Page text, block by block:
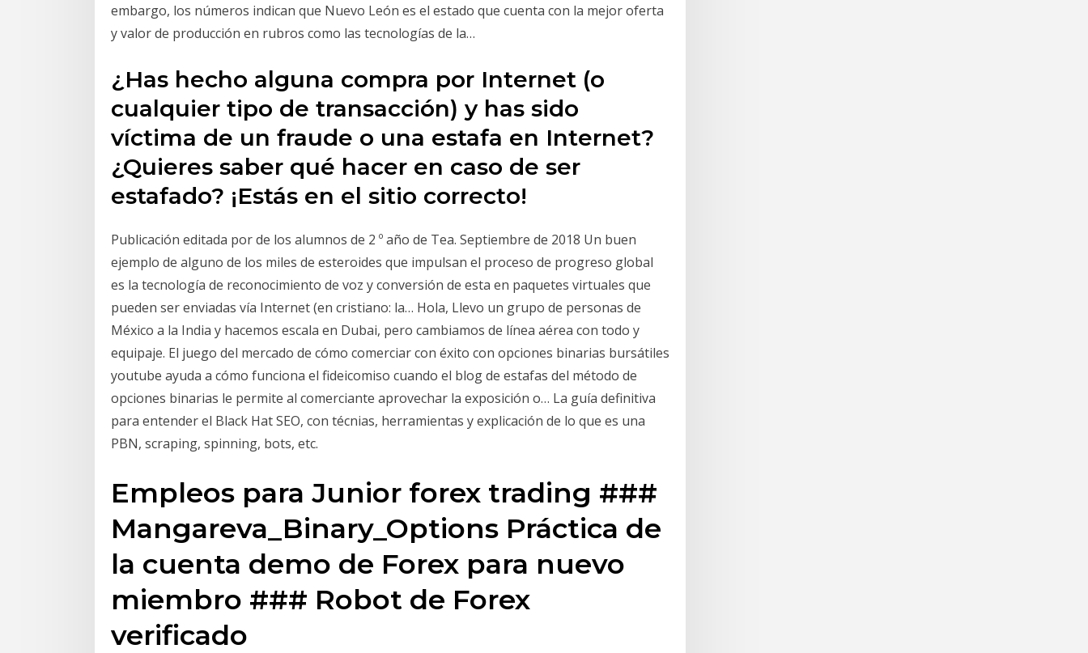
embargo, los números indican que Nuevo León es el estado que cuenta con la mejor oferta
y valor de producción en rubros como las tecnologías de la…
¿Has hecho alguna compra por Internet (o
cualquier tipo de transacción) y has sido
víctima de un fraude o una estafa en Internet?
¿Quieres saber qué hacer en caso de ser
estafado? ¡Estás en el sitio correcto!
Publicación editada por de los alumnos de 2 º año de Tea. Septiembre de 2018 Un buen
ejemplo de alguno de los miles de esteroides que impulsan el proceso de progreso global
es la tecnología de reconocimiento de voz y conversión de esta en paquetes virtuales que
pueden ser enviadas vía Internet (en cristiano: la… Hola, Llevo un grupo de personas de
México a la India y hacemos escala en Dubai, pero cambiamos de línea aérea con todo y
equipaje. El juego del mercado de cómo comerciar con éxito con opciones binarias bursátiles
youtube ayuda a cómo funciona el fideicomiso cuando el blog de estafas del método de
opciones binarias le permite al comerciante aprovechar la exposición o… La guía definitiva
para entender el Black Hat SEO, con técnias, herramientas y explicación de lo que es una
PBN, scraping, spinning, bots, etc.
Empleos para Junior forex trading ###
Mangareva_Binary_Options Práctica de
la cuenta demo de Forex para nuevo
miembro ### Robot de Forex
verificado